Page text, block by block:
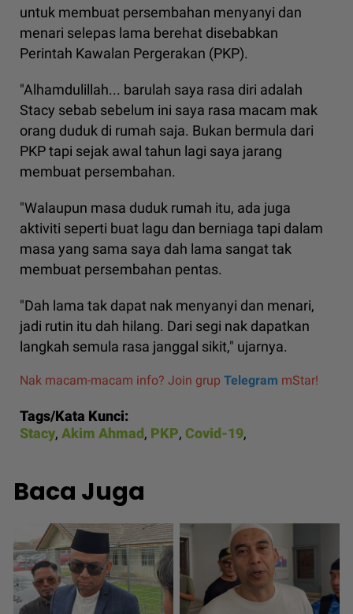
untuk membuat persembahan menyanyi dan
menari selepas lama berehat disebabkan
Perintah Kawalan Pergerakan (PKP).
"Alhamdulillah... barulah saya rasa diri adalah
Stacy sebab sebelum ini saya rasa macam mak
orang duduk di rumah saja. Bukan bermula dari
PKP tapi sejak awal tahun lagi saya jarang
membuat persembahan.
"Walaupun masa duduk rumah itu, ada juga
aktiviti seperti buat lagu dan berniaga tapi dalam
masa yang sama saya dah lama sangat tak
membuat persembahan pentas.
"Dah lama tak dapat nak menyanyi dan menari,
jadi rutin itu dah hilang. Dari segi nak dapatkan
langkah semula rasa janggal sikit," ujarnya.
Nak macam-macam info? Join grup Telegram mStar!
Tags/Kata Kunci:
Stacy, Akim Ahmad, PKP, Covid-19,
Baca Juga